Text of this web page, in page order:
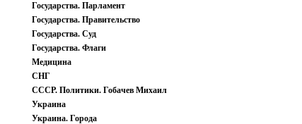
Государства. Парламент
Государства. Правительство
Государства. Суд
Государства. Флаги
Медицина
СНГ
СССР. Политики. Гобачев Михаил
Украина
Украина. Города